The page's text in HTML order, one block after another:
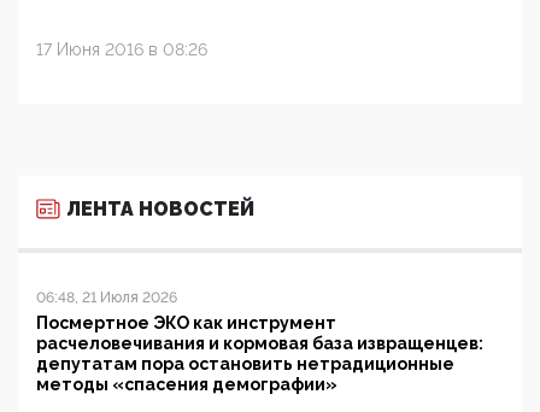
17 Июня 2016 в 08:26
ЛЕНТА НОВОСТЕЙ
06:48, 21 Июля 2026
Посмертное ЭКО как инструмент
расчеловечивания и кормовая база извращенцев:
депутатам пора остановить нетрадиционные
методы «спасения демографии»